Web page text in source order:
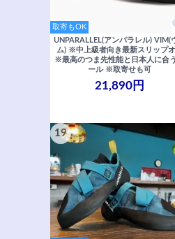
取寄もOK
UNPARALLEL(アンパラレル) VIM(
ム) ※中上級者向き最新スリップ
※最高のつま先性能と日本人に合
ール ※取寄せも可
21,890円
19